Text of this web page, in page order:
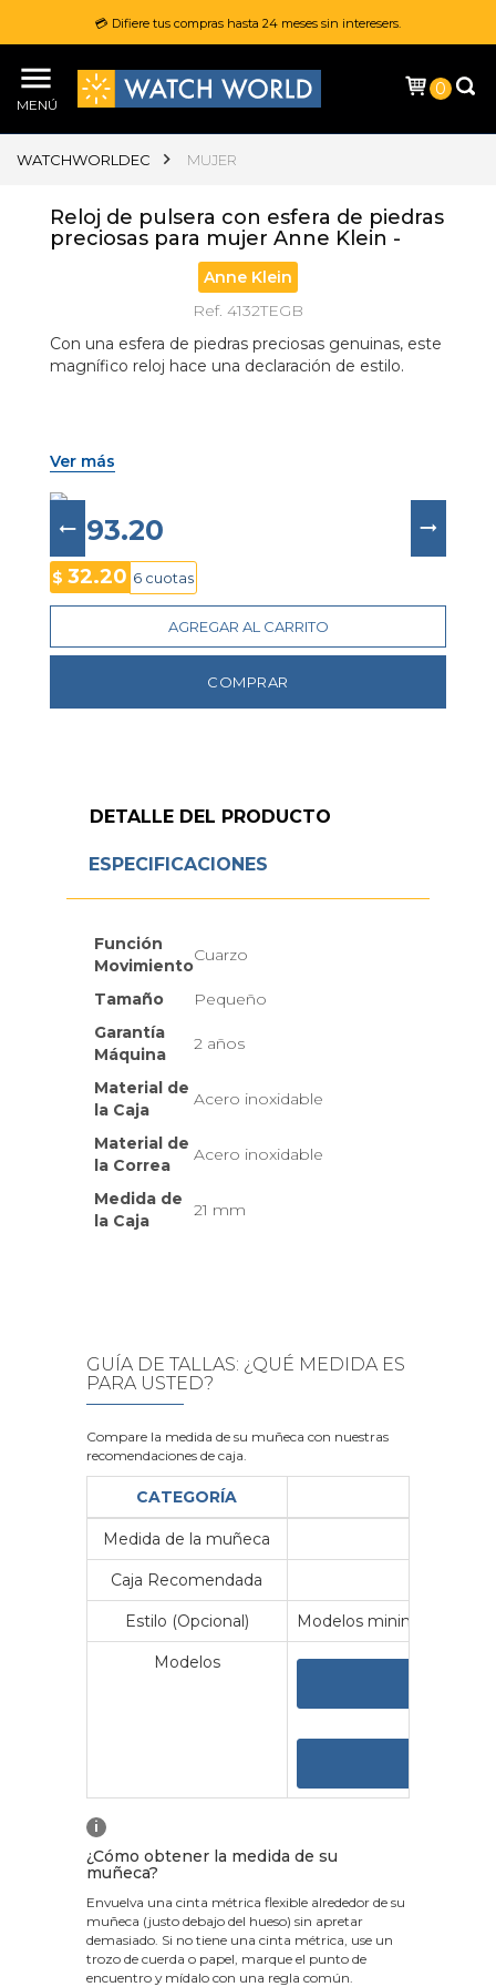
💳 Difiere tus compras hasta 24 meses sin interesers.
MENÚ
0
WATCHWORLDEC MUJER
Reloj de pulsera con esfera de piedras
preciosas para mujer Anne Klein -
Anne Klein
Ref. 4132TEGB
Con una esfera de piedras preciosas genuinas, este
magnífico reloj hace una declaración de estilo.
Ver más
$ 193.20
$ 32.20 6 cuotas
AGREGAR AL CARRITO
COMPRAR
DETALLE DEL PRODUCTO
ESPECIFICACIONES
Función
Movimiento
Cuarzo
Tamaño
Pequeño
Garantía
Máquina
2 años
Material de
la Caja
Acero inoxidable
Material de
la Correa
Acero inoxidable
Medida de
la Caja
21 mm
GUÍA DE TALLAS: ¿QUÉ MEDIDA ES
PARA USTED?
Compare la medida de su muñeca con nuestras
recomendaciones de caja.
CATEGORÍA
Medida de la muñeca
Caja Recomendada
Estilo (Opcional) Modelos minimalistas y
Modelos
i
¿Cómo obtener la medida de su
muñeca?
Envuelva una cinta métrica flexible alrededor de su
muñeca (justo debajo del hueso) sin apretar
demasiado. Si no tiene una cinta métrica, use un
trozo de cuerda o papel, marque el punto de
encuentro y mídalo con una regla común.